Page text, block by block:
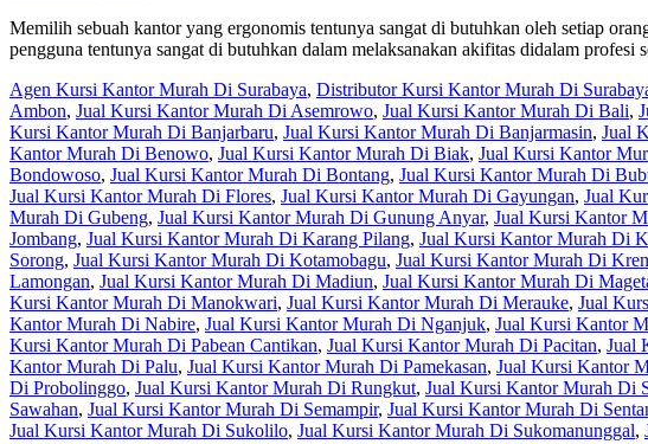
Memilih sebuah kantor yang ergonomis tentunya sangat di butuhkan oleh setiap
pengguna tentunya sangat di butuhkan dalam melaksanakan akifitas didalam profesi
Agen Kursi Kantor Murah Di Surabaya, Distributor Kursi Kantor Murah Di
Ambon, Jual Kursi Kantor Murah Di Asemrowo, Jual Kursi Kantor Murah Di Bali,
Kursi Kantor Murah Di Banjarbaru, Jual Kursi Kantor Murah Di Banjarmasin, Jual
Kantor Murah Di Benowo, Jual Kursi Kantor Murah Di Biak, Jual Kursi Kantor
Bondowoso, Jual Kursi Kantor Murah Di Bontang, Jual Kursi Kantor Murah Di
Jual Kursi Kantor Murah Di Flores, Jual Kursi Kantor Murah Di Gayungan, Jual
Murah Di Gubeng, Jual Kursi Kantor Murah Di Gunung Anyar, Jual Kursi Kantor
Jombang, Jual Kursi Kantor Murah Di Karang Pilang, Jual Kursi Kantor Murah Di
Sorong, Jual Kursi Kantor Murah Di Kotamobagu, Jual Kursi Kantor Murah Di
Lamongan, Jual Kursi Kantor Murah Di Madiun, Jual Kursi Kantor Murah Di
Kursi Kantor Murah Di Manokwari, Jual Kursi Kantor Murah Di Merauke, Jual
Kantor Murah Di Nabire, Jual Kursi Kantor Murah Di Nganjuk, Jual Kursi Kantor
Kursi Kantor Murah Di Pabean Cantikan, Jual Kursi Kantor Murah Di Pacitan, Jual
Kantor Murah Di Palu, Jual Kursi Kantor Murah Di Pamekasan, Jual Kursi Kantor
Di Probolinggo, Jual Kursi Kantor Murah Di Rungkut, Jual Kursi Kantor Murah Di
Sawahan, Jual Kursi Kantor Murah Di Semampir, Jual Kursi Kantor Murah Di
Jual Kursi Kantor Murah Di Sukolilo, Jual Kursi Kantor Murah Di Sukomanunggal,